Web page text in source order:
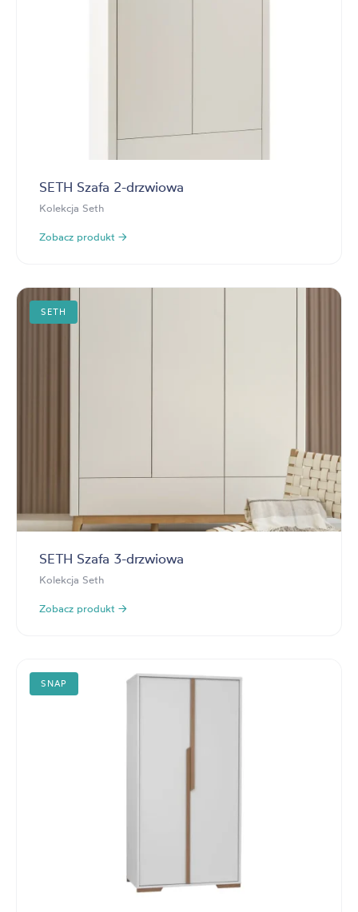
SETH Szafa 2-drzwiowa
Kolekcja Seth
Zobacz produkt →
SETH
SETH Szafa 3-drzwiowa
Kolekcja Seth
Zobacz produkt →
SNAP